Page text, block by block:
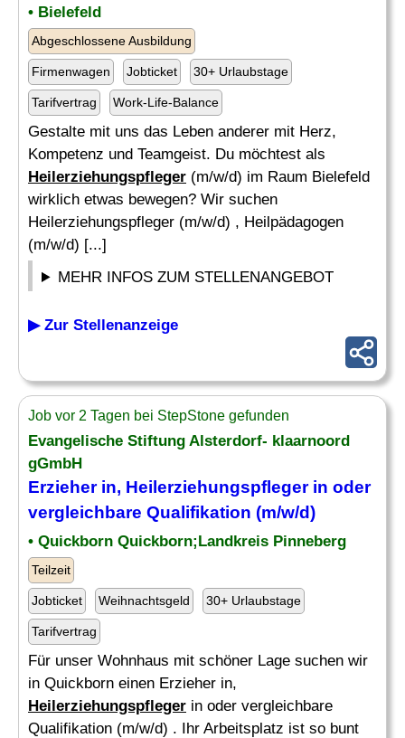
• Bielefeld
Abgeschlossene Ausbildung
Firmenwagen Jobticket 30+ Urlaubstage
Tarifvertrag Work-Life-Balance
Gestalte mit uns das Leben anderer mit Herz,
Kompetenz und Teamgeist. Du möchtest als
Heilerziehungspfleger (m/w/d) im Raum Bielefeld
wirklich etwas bewegen? Wir suchen
Heilerziehungspfleger (m/w/d) , Heilpädagogen
(m/w/d) [...]
MEHR INFOS ZUM STELLENANGEBOT
▶ Zur Stellenanzeige
Job vor 2 Tagen bei StepStone gefunden
Evangelische Stiftung Alsterdorf- klaarnoord
gGmbH
Erzieher in, Heilerziehungspflegerin oder
vergleichbare Qualifikation (m/w/d)
• Quickborn Quickborn;Landkreis Pinneberg
Teilzeit
Jobticket Weihnachtsgeld 30+ Urlaubstage
Tarifvertrag
Für unser Wohnhaus mit schöner Lage suchen wir
in Quickborn einen Erzieher in,
Heilerziehungspfleger in oder vergleichbare
Qualifikation (m/w/d) . Ihr Arbeitsplatz ist so bunt